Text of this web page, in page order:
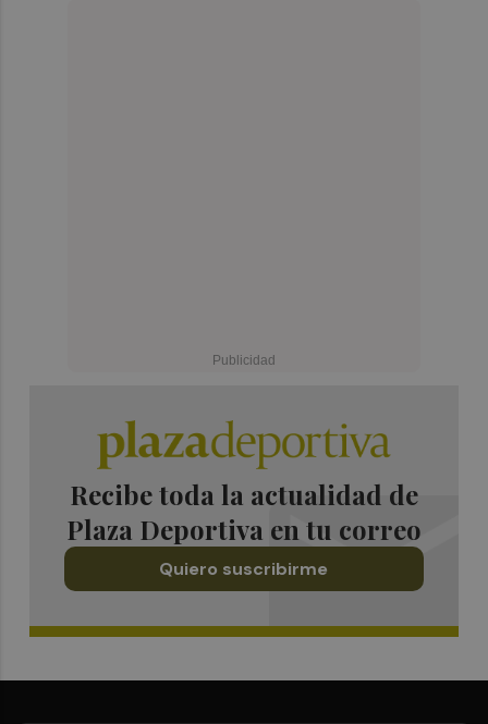
Recibe toda la actualidad de
Plaza Deportiva en tu correo
Quiero suscribirme